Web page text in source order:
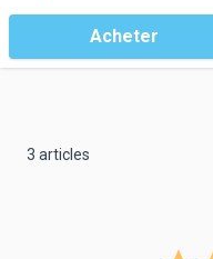
Acheter
3 articles